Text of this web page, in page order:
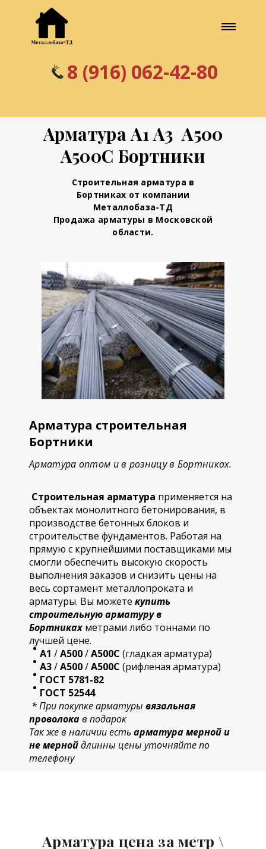
8 (916) 062-42-80
Арматура А1 А3 А500
А500С Бортники
Строительная арматура в
Бортниках от компании
Металлобаза-ТД
Продажа арматуры в Московской
области.
Арматура строительная
Бортники
Арматура оптом и в розницу в Бортниках.
Строительная арматура применяется на
объектах монолитного бетонирования, в
производстве бетонных блоков и
строительстве фундаментов. Работая на
прямую с крупнейшими поставщиками мы
смогли обеспечить высокую скорость
выполнения заказов и снизить цены на
весь сортамент металлопроката и
арматуры. Вы можете купить
строительнуюарматуру в
Бортниках метрами либо тоннами по
лучшей цене.
А1 /А500/А500С (гладкая арматура)
А3/А500/А500С (рифленая арматура)
ГОСТ 5781-82
ГОСТ 52544
* При покупке арматуры вязальная
проволокав подарок
Так же в наличии естьарматура мерной и
не мернойдлинны цены уточняйте по
телефону
Арматура цена за метр \